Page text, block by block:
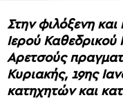
Στην φιλόξενη
Ιερού Καθεδρικού
Αρετσούς
Κυριακής, 19ης
κατηχητών και